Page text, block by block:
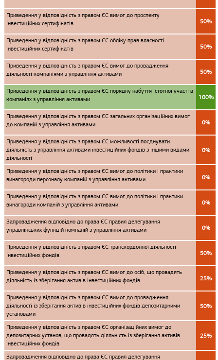
Приведення у відповідність з правом ЄС вимог до проспекту
інвестиційних сертифікатів
50%
Приведення у відповідність з правом ЄС обліку прав власності
інвестиційних сертифікатів
50%
Приведення у відповідність з правом ЄС вимог до провадження
діяльності компаніями з управління активами
50%
Приведення у відповідність з правом ЄС порядку набуття істотної участі в
компаніях з управління активами
100%
Приведення у відповідність з правом ЄС загальних організаційних вимог
до компаній з управління активами
0%
Приведення у відповідність з правом ЄС можливості поєднувати
діяльність з управління активами інвестиційних фондів з іншими видами
діяльності
0%
Приведення у відповідність з правом ЄС вимог до політики і практики
винагороди персоналу компаній з управління активами
0%
Приведення у відповідність з правом ЄС вимог до політики і практики
винагороди компаній з управління активами
0%
Запровадження відповідно до права ЄС правил делегування
управлінських функцій компаній з управління активами
0%
Приведення у відповідність з правом ЄС транскордонної діяльності
інвестиційних фондів
50%
Приведення у відповідність з правом ЄС вимог до осіб, що провадять
діяльність із зберігання активів інвестиційних фондів
25%
Приведення у відповідність з правом ЄС вимог до провадження
діяльності із зберігання активів інвестиційних фондів депозитарними
установами
50%
Приведення у відповідність з правом ЄС організаційних вимог до
депозитарних установ, що провадять діяльність із зберігання активів
інвестиційних фондів
25%
Запровадження відповідно до права ЄС правил делегування